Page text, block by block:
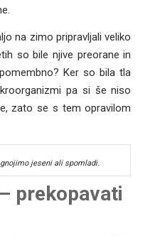
na zimo pripravljali veliko
so bile njive preorane in
Ker so bila tla
pa si še niso
zato se s tem opravilom
jeseni ali spomladi.
prekopavati